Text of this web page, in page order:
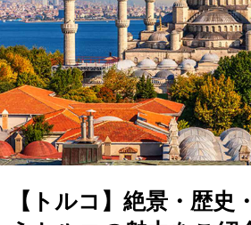
【トルコ】絶景・歴史